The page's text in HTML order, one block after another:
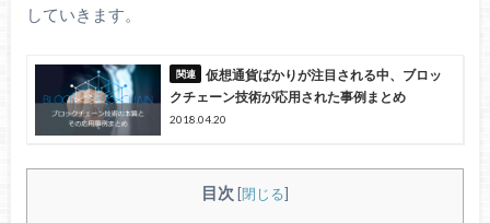
していきます。
仮想通貨ばかりが注目される中、ブロッ
クチェーン技術が応用された事例まとめ
2018.04.20
目次 [閉じる]